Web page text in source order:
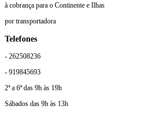
à cobrança para o Continente e Ilhas
por transportadora
Telefones
- 262508236
- 919845693
2ª a 6ª das 9h às 19h
Sábados das 9h às 13h